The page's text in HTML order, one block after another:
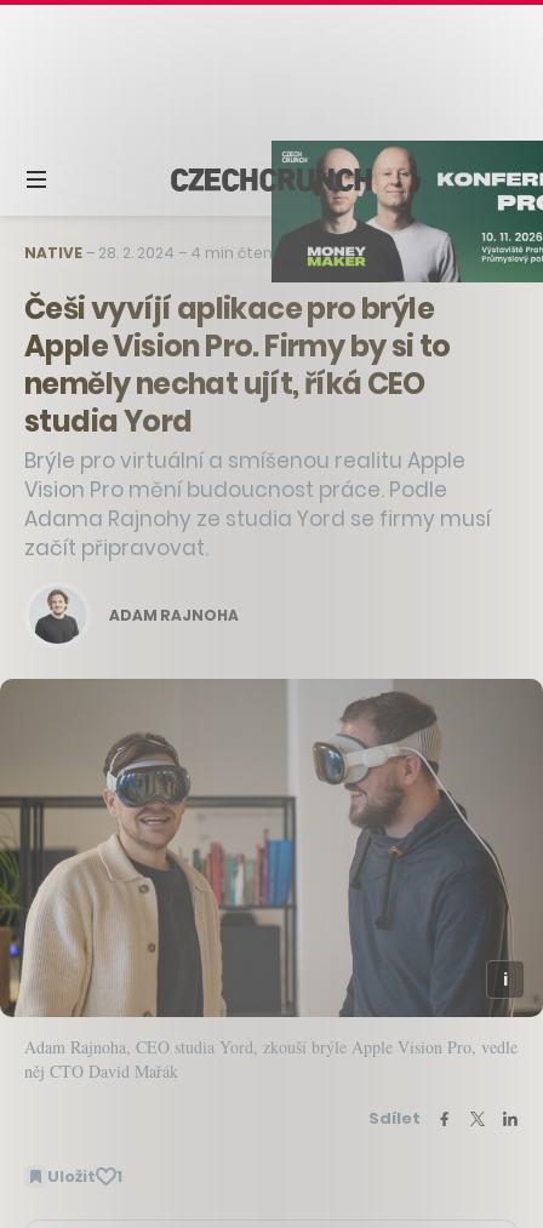
NATIVE– 28. 2. 2024 – 4 min čtení
Češi vyvíjí aplikace pro brýle
Apple Vision Pro. Firmy by si to
neměly nechat ujít, říká CEO
studia Yord
Brýle pro virtuální a smíšenou realitu Apple
Vision Pro mění budoucnost práce. Podle
Adama Rajnohy ze studia Yord se firmy musí
začít připravovat.
ADAM RAJNOHA
Adam Rajnoha, CEO studia Yord, zkouší brýle Apple Vision Pro, vedle
něj CTO David Mařák
Sdílet
Uložit 1